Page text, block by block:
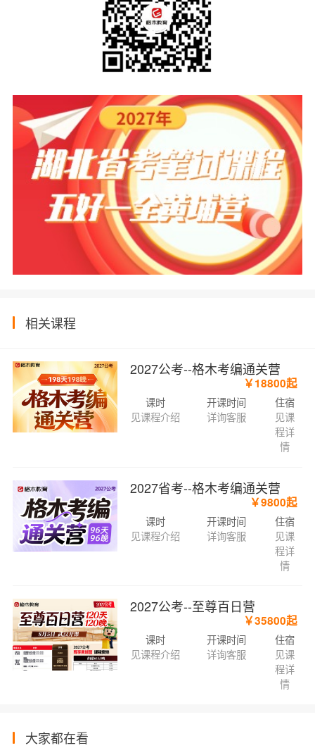
相关课程
2027公考--格木考编通关营
￥18800起
课时
见课程介绍
开课时间
详询客服
住宿
见课
程详
情
2027省考--格木考编通关营
￥9800起
课时
见课程介绍
开课时间
详询客服
住宿
见课
程详
情
2027公考--至尊百日营
￥35800起
课时
见课程介绍
开课时间
详询客服
住宿
见课
程详
情
大家都在看